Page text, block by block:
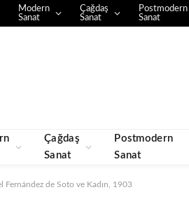
Modern
Sanat
Çağdaş
Sanat
Postmodern
Sanat
Çağdaş
Sanat
Postmodern
Sanat
Fernández de Soto ve Kadın, 1903